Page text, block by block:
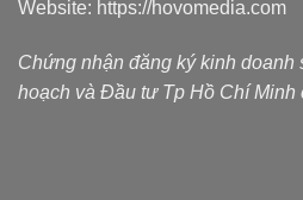
Website: https://hovomedia.com
Chứng nhận đăng ký kinh
hoạch và Đầu tư Tp Hồ Chí Minh